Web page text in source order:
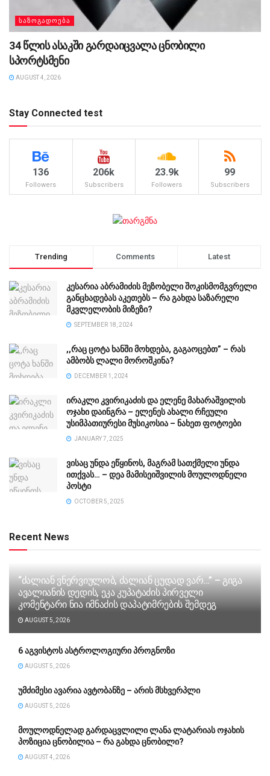
ᲡᲐᲖᲝᲒᲐᲓᲝᲔᲑᲐ
34 წლის ასაკში გარდაიცვალა ცნობილი
სპორტსმენი
AUGUST 4, 2026
Stay Connected test
136
Followers
206k
Subscribers
23.9k
Followers
99
Subscribers
Trending Comments Latest
კესარია აბრამიძის მეზობელი შოკისმომგვრელი
განცხადებას აკეთებს – რა გახდა საზარელი
მკვლელობის მიზეზი?
SEPTEMBER 18, 2024
,,რაც ცოტა ხანში მოხდება, გაგაოცებთ” – რას
ამბობს ლალი მოროშკინა?
DECEMBER 1, 2024
ირაკლი კვირიკაძის და ელენე მახარაშვილის
ოჯახი დაინგრა – ელენეს ახალი რჩეული
უსიმპათიურესი მუსიკოსია – ნახეთ ფოტოები
JANUARY 7, 2025
ვისაც უნდა ეწყინოს, მაგრამ სათქმელი უნდა
ითქვას… – დეა მამისეიშვილის მოულოდნელი
პოსტი
OCTOBER 5, 2025
Recent News
“ძა­ლი­ან ვნერ­ვი­უ­ლობ, ძა­ლი­ან ცუ­დად ვარ…” – გიგა
ავა­ლი­ა­ნის დე­დის, ეკა კუ­პა­ტა­ძის პირველი
კომენტარი ნია იმნაძის დაპატიმრების შემდეგ
AUGUST 5, 2026
6 აგვისტოს ასტროლოგიური პროგნოზი
AUGUST 5, 2026
უმძიმესი ავარია ავტობანზე – არის მსხვერპლი
AUGUST 5, 2026
მოულოდნელად გარდაცვლილი ლანა ლატარიას ოჯახის
პოზიცია ცნობილია – რა გახდა ცნობილი?
AUGUST 4, 2026